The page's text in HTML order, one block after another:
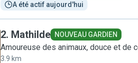
A été actif aujourd'hui
2. Mathilde NOUVEAU GARDIEN
Amoureuse des animaux, douce et de
3.9 km